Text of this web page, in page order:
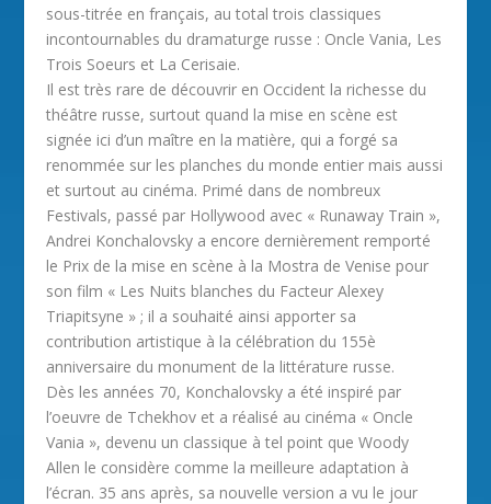
sous-titrée en français, au total trois classiques
incontournables du dramaturge russe : Oncle Vania, Les
Trois Soeurs et La Cerisaie.
Il est très rare de découvrir en Occident la richesse du
théâtre russe, surtout quand la mise en scène est
signée ici d’un maître en la matière, qui a forgé sa
renommée sur les planches du monde entier mais aussi
et surtout au cinéma. Primé dans de nombreux
Festivals, passé par Hollywood avec « Runaway Train »,
Andrei Konchalovsky a encore dernièrement remporté
le Prix de la mise en scène à la Mostra de Venise pour
son film « Les Nuits blanches du Facteur Alexey
Triapitsyne » ; il a souhaité ainsi apporter sa
contribution artistique à la célébration du 155è
anniversaire du monument de la littérature russe.
Dès les années 70, Konchalovsky a été inspiré par
l’oeuvre de Tchekhov et a réalisé au cinéma « Oncle
Vania », devenu un classique à tel point que Woody
Allen le considère comme la meilleure adaptation à
l’écran. 35 ans après, sa nouvelle version a vu le jour